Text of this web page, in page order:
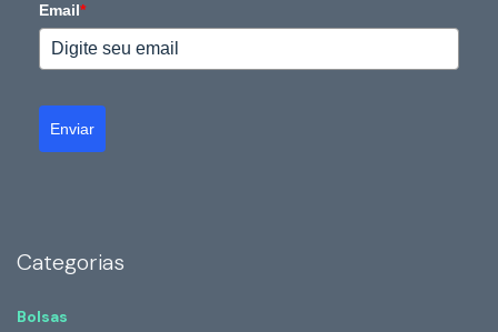
Email*
Enviar
Categorias
Bolsas